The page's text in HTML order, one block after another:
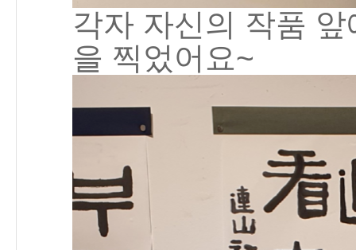
각자 자신의 작품
을 찍었어요~